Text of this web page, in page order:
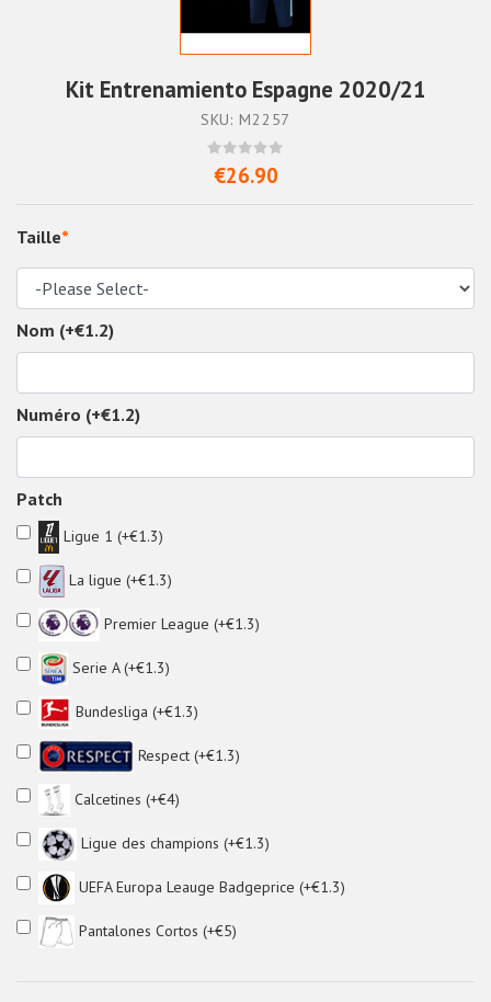
Kit Entrenamiento Espagne 2020/21
SKU: M2257
€26.90
Taille*
Nom (+€1.2)
Numéro (+€1.2)
Patch
Ligue 1 (+€1.3)
La ligue (+€1.3)
Premier League (+€1.3)
Serie A (+€1.3)
Bundesliga (+€1.3)
Respect (+€1.3)
Calcetines (+€4)
Ligue des champions (+€1.3)
UEFA Europa Leauge Badgeprice (+€1.3)
Pantalones Cortos (+€5)